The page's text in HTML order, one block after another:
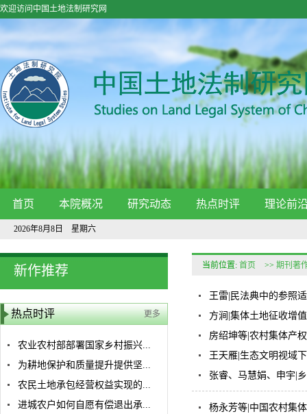
欢迎访问中国土地法制研究网
首页 本院概况 研究动态 热点时评 理论前
2026年8月8日 星期六
新作推荐
热点时评 更多
农业农村部部署国家乡村振兴...
为耕地保护和质量提升提供坚...
农民土地承包经营权益实现的...
进城农户如何自愿有偿退出承...
当前位置: 首页 >> 期刊著
王雷|民法典中的参照
方涧|集体土地征收增
房绍坤等|农村集体产
王天雁|生态文明视域
张睿、马慧娟、申宇|
杨永芳等|中国农村集